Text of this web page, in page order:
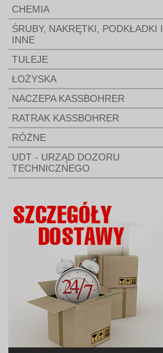
CHEMIA
ŚRUBY, NAKRĘTKI, PODKŁADKI I
INNE
TULEJE
ŁOŻYSKA
NACZEPA KASSBOHRER
RATRAK KASSBOHRER
RÓŻNE
UDT - URZĄD DOZORU
TECHNICZNEGO